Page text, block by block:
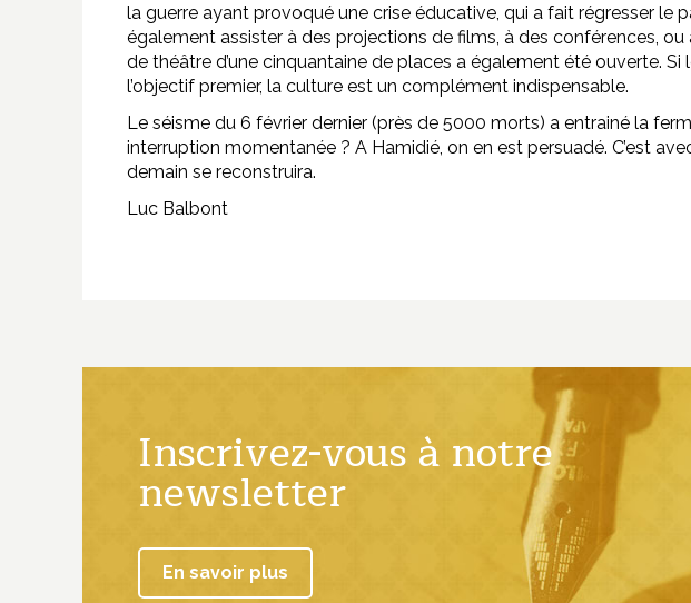
la guerre ayant provoqué une crise éducative, qui a fait régresser le
également assister à des projections de films, à des conférences, ou
de théâtre d’une cinquantaine de places a également été ouverte. Si
l’objectif premier, la culture est un complément indispensable.
Le séisme du 6 février dernier (près de 5000 morts) a entrainé la
interruption momentanée ? A Hamidié, on en est persuadé. C’est
demain se reconstruira.
Luc Balbont
Inscrivez-vous à notre
newsletter
En savoir plus